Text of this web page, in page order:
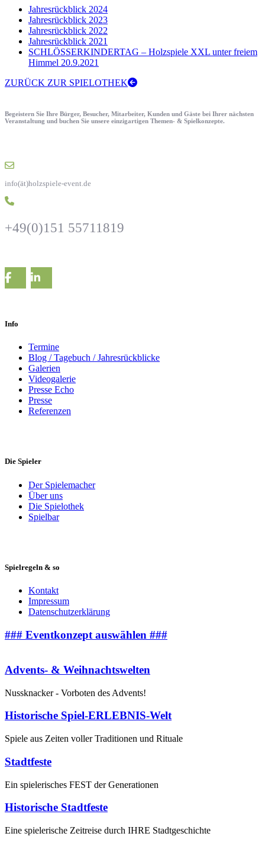
Jahresrückblick 2024
Jahresrückblick 2023
Jahresrückblick 2022
Jahresrückblick 2021
SCHLÖSSERKINDERTAG – Holzspiele XXL unter freiem
Himmel 20.9.2021
ZURÜCK ZUR SPIELOTHEK
Begeistern Sie Ihre Bürger, Besucher, Mitarbeiter, Kunden und Gäste bei Ihrer nächsten
Veranstaltung und buchen Sie unsere einzigartigen Themen- & Spielkonzepte.
info(ät)holzspiele-event.de
+49(0)151 55711819
Info
Termine
Blog / Tagebuch / Jahresrückblicke
Galerien
Videogalerie
Presse Echo
Presse
Referenzen
Die Spieler
Der Spielemacher
Über uns
Die Spielothek
Spielbar
Spielregeln & so
Kontakt
Impressum
Datenschutzerklärung
### Eventkonzept auswählen ###
Advents- & Weihnachtswelten
Nussknacker - Vorboten des Advents!
Historische Spiel-ERLEBNIS-Welt
Spiele aus Zeiten voller Traditionen und Rituale
Stadtfeste
Ein spielerisches FEST der Generationen
Historische Stadtfeste
Eine spielerische Zeitreise durch IHRE Stadtgeschichte